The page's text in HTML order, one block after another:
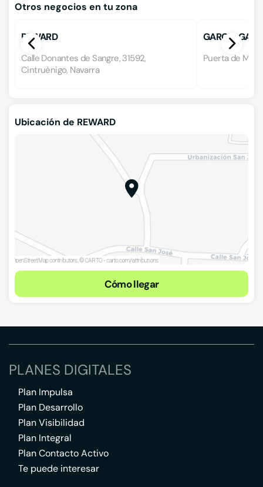
Otros negocios en tu zona
REWARD
Calle Donantes de Sangre, 31592,
Cintruénigo, Navarra
GARCIA
Puerta de
Ubicación de REWARD
Cómo llegar
PLANES DIGITALES
Plan Impulsa
Plan Desarrollo
Plan Visibilidad
Plan Integral
Plan Contacto Activo
Te puede interesar